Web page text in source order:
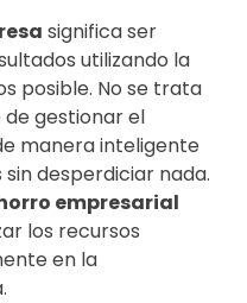
significa ser
utilizando la
posible. No se trata
de gestionar el
manera inteligente
desperdiciar nada.
empresarial
los recursos
en la